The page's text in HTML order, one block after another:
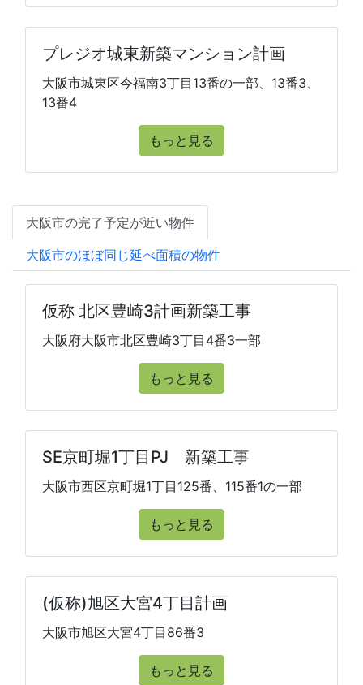
プレジオ城東新築マンション計画
大阪市城東区今福南3丁目13番の一部、13番3、
13番4
もっと見る
大阪市の完了予定が近い物件
大阪市のほぼ同じ延べ面積の物件
仮称 北区豊崎3計画新築工事
大阪府大阪市北区豊崎3丁目4番3一部
もっと見る
SE京町堀1丁目PJ 新築工事
大阪市西区京町堀1丁目125番、115番1の一部
もっと見る
(仮称)旭区大宮4丁目計画
大阪市旭区大宮4丁目86番3
もっと見る